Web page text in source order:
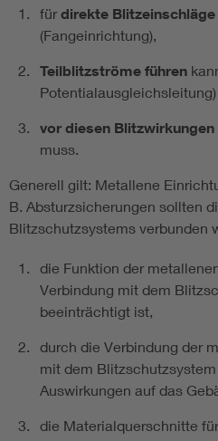
fürdirekte Blitzeinschläge
(Fangeinrichtung),
Teilblitzströme führen
vor diesen Blitzwirkungen
muss.
Generell gilt: Metallene
B. Absturzsicherungen sollten
Blitzschutzsystems verbunden
die Funktion der
Verbindung mit dem
beeinträchtigt ist,
durch die Verbindung der
mit dem
Auswirkungen auf das
die Materialquerschnitte